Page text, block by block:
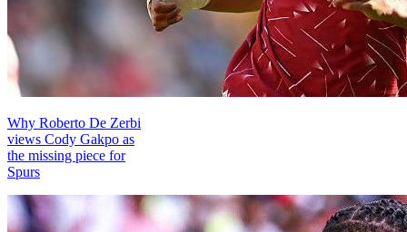
Why Roberto De Zerbi
views Cody Gakpo as
the missing piece for
Spurs